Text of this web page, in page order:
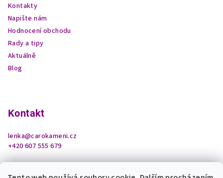
Kontakty
Napište nám
Hodnocení obchodu
Rady a tipy
Aktuálně
Blog
Kontakt
lenka@carokameni.cz
+420 607 555 679